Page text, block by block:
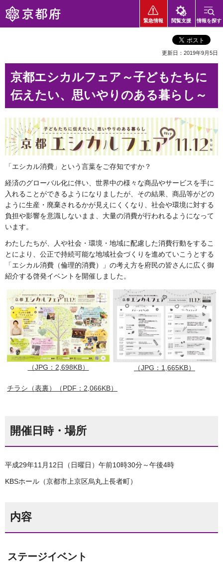
京都府
緊急情報 閲覧支援 情報を探す
更新日：2019年9月5日
京都エシカルフェア～子どもたちに
伝えたい、思いやりのある暮らし～
「エシカル消費」という言葉をご存知ですか？
経済のグローバル化に伴い、世界中の様々な商品やサービスを手に
入れることができるようになりましたが、その結果、商品等がどの
ように生産・廃棄されるかが見えにくくなり、社会や環境に対する
負担や影響を意識しないまま、大量の消費が行われるようになって
います。
わたしたちが、人や社会・環境・地域に配慮した消費行動をするこ
とにより、公正で持続可能な地域社会づくりを進めていこうとする
「エシカル消費（倫理的消費）」の考え方を府民の皆さんに広く御
紹介する啓発イベントを開催しました。
（JPG：2,698KB） （JPG：1,665KB）
チラシ（表裏）（PDF：2,066KB）
開催日時・場所
平成29年11月12日（日曜日）午前10時30分～午後4時
KBSホール（京都市上京区烏丸上長者町）
内容
ステージイベント